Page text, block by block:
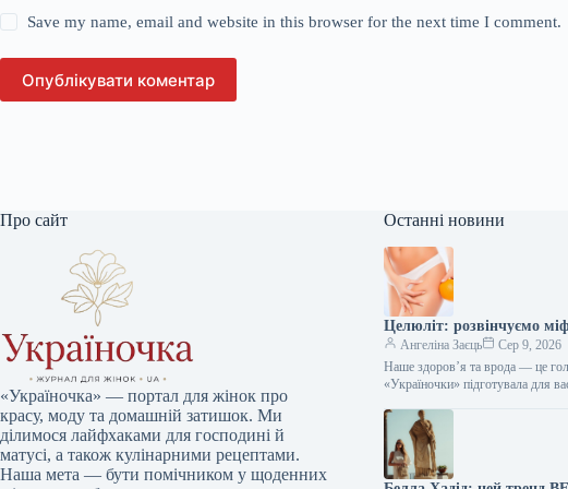
Save my name, email and website in this browser for the next time I comment.
Опублікувати коментар
Про сайт
«Україночка» — портал для жінок про
красу, моду та домашній затишок. Ми
ділимося лайфхаками для господині й
матусі, а також кулінарними рецептами.
Наша мета — бути помічником у щоденних
Останні новини
Целюліт: розвінчуємо
Ангеліна Заєць
Сер 9, 2026
Наше здоров’я та врода — це
«Україночки» підготувала для